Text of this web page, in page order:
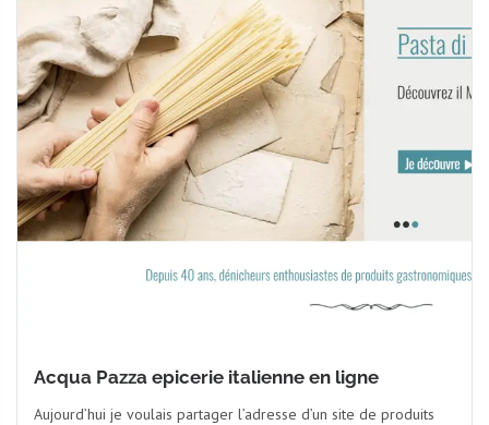
Acqua Pazza epicerie italienne en ligne
Aujourd’hui je voulais partager l’adresse d’un site de produits